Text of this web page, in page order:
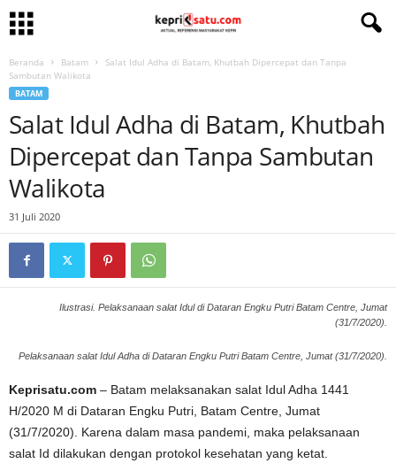
Beranda Batam
Salat Idul Adha di Batam, Khutbah Dipercepat dan Tanpa
Sambutan Walikota
BATAM
Salat Idul Adha di Batam, Khutbah
Dipercepat dan Tanpa Sambutan
Walikota
31 Juli 2020
Ilustrasi. Pelaksanaan salat Idul di Dataran Engku Putri Batam Centre, Jumat
(31/7/2020).
Pelaksanaan salat Idul Adha di Dataran Engku Putri Batam Centre, Jumat (31/7/2020).
Keprisatu.com – Batam melaksanakan salat Idul Adha 1441
H/2020 M di Dataran Engku Putri, Batam Centre, Jumat
(31/7/2020). Karena dalam masa pandemi, maka pelaksanaan
salat Id dilakukan dengan protokol kesehatan yang ketat.